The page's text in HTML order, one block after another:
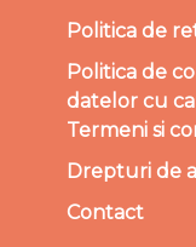
Politica de
Politica de
datelor cu
Termeni si
Drepturi de
Contact